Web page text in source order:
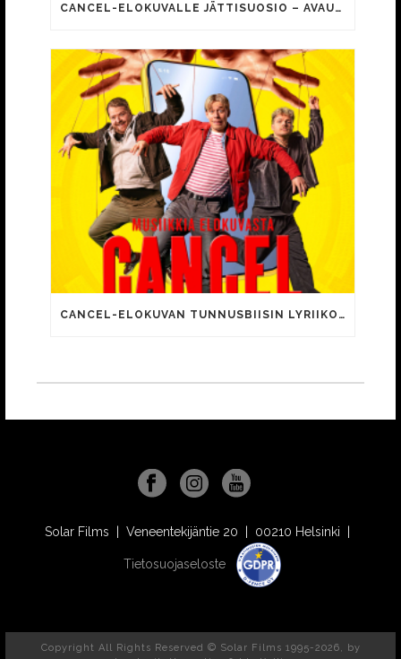
CANCEL-ELOKUVALLE JÄTTISUOSIO – AVAUSPÄIVÄNÄ JO 15 492 KATSOJAA!
CANCEL-ELOKUVAN TUNNUSBIISIN LYRIIKOISSA TUTTUJA MEEMIHOKEMIA YOUTUBE-VIDEOILTA!
Solar Films | Veneentekijäntie 20 | 00210 Helsinki |
Tietosuojaseloste
Copyright All Rights Reserved © Solar Films 1995-2026, by